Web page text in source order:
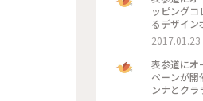
ッピングコレクションが登場♪ バレンタ
るデザイン
ていて、自分らしいす
ン
2017.01.23
表参道にオ
ペーンが開催中♪ お一人様、1000円以上お買い上げの方に、限定コットン
ンナとクララのロゴが